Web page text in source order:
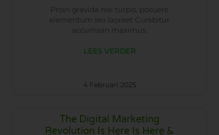
Proin gravida nisi turpis, posuere
elementum leo laoreet Curabitur
accumsan maximus.
LEES VERDER
4 Februari 2025
The Digital Marketing
Revolution Is Here Is Here &